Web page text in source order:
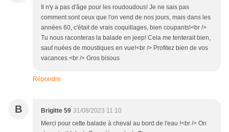
Il n'y a pas d'âge pour les roudoudous! Je ne sais pas
comment sont ceux que l'on vend de nos jours, mais dans les
années 60, c'était de vrais coquillages, bien coupants!<br />
Tu nous raconteras la balade en jeep! Cela me tenterait bien,
sauf nuées de moustiques en vue!<br /> Profitez bien de vos
vacances.<br /> Gros bisous
Répondre
B Brigitte 59 31/08/2023 11:10
Merci pour cette balade à cheval au bord de l'eau !<br /> On